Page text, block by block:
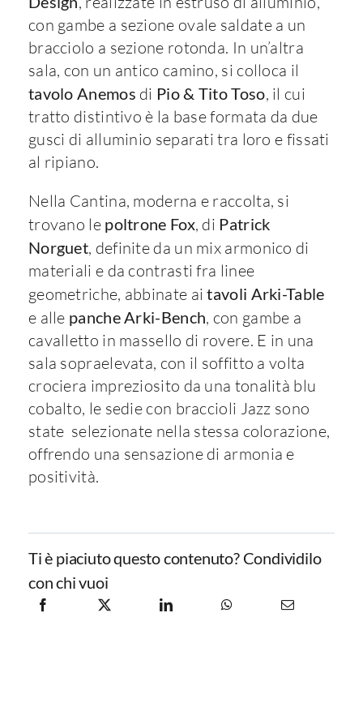
con gambe a sezione ovale saldate a un
bracciolo a sezione rotonda. In un’altra
sala, con un antico camino, si colloca il
tavolo Anemos di Pio & Tito Toso, il cui
tratto distintivo è la base formata da due
gusci di alluminio separati tra loro e fissati
al ripiano.
Nella Cantina, moderna e raccolta, si
trovano le poltrone Fox, di Patrick
Norguet, definite da un mix armonico di
materiali e da contrasti fra linee
geometriche, abbinate aitavoli Arki-Table
e alle panche Arki-Bench, con gambe a
cavalletto in massello di rovere. E in una
sala sopraelevata, con il soffitto a volta
crociera impreziosito da una tonalità blu
cobalto, le sedie con braccioli Jazz sono
state selezionate nella stessa colorazione,
offrendo una sensazione di armonia e
positività.
Ti è piaciuto questo contenuto? Condividilo
con chi vuoi